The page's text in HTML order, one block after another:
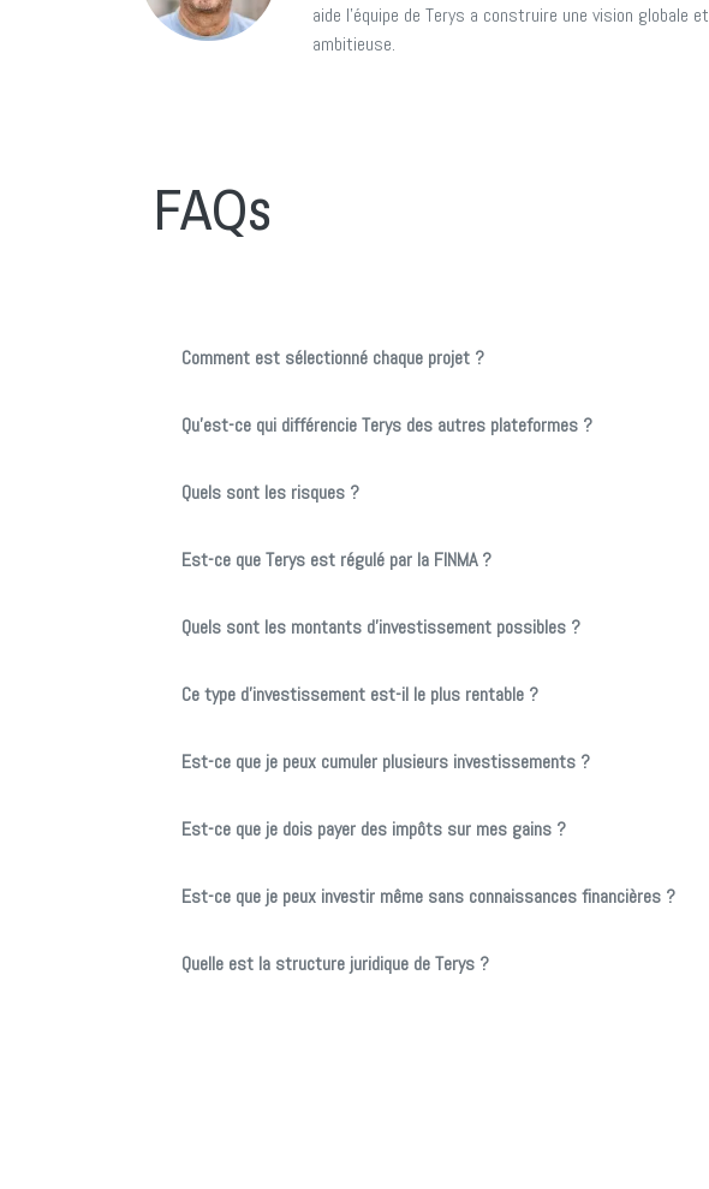
aide l'équipe de Terys a construire une vision globale et
ambitieuse.
FAQs
Comment est sélectionné chaque projet ?
Qu’est-ce qui différencie Terys des autres plateformes ?
Quels sont les risques ?
Est-ce que Terys est régulé par la FINMA ?
Quels sont les montants d’investissement possibles ?
Ce type d’investissement est-il le plus rentable ?
Est-ce que je peux cumuler plusieurs investissements ?
Est-ce que je dois payer des impôts sur mes gains ?
Est-ce que je peux investir même sans connaissances financières ?
Quelle est la structure juridique de Terys ?